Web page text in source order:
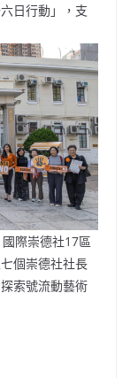
日行動」，支
際崇德社17區
個崇德社社長
索號流動藝術